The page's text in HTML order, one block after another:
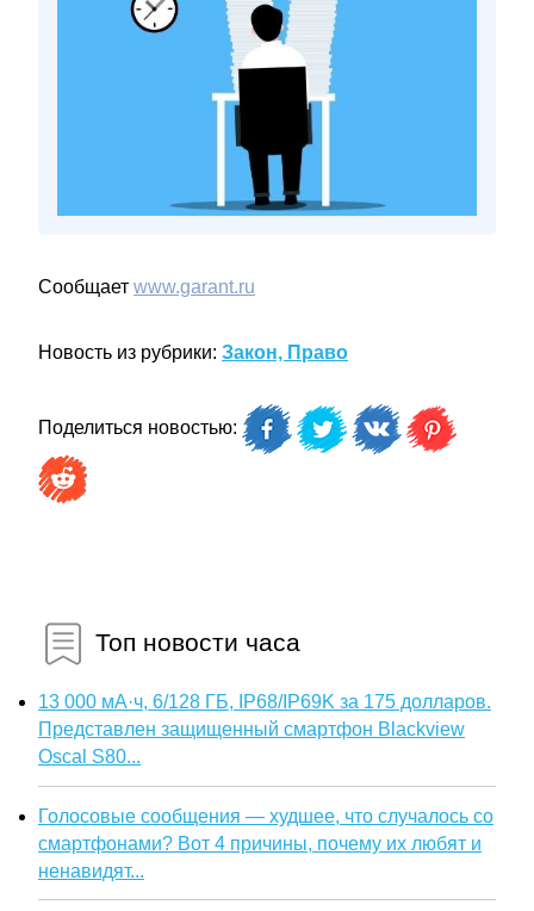
Сообщает www.garant.ru
Новость из рубрики: Закон, Право
Поделиться новостью:
Топ новости часа
13 000 мА·ч, 6/128 ГБ, IP68/IP69K за 175 долларов.
Представлен защищенный смартфон Blackview
Oscal S80...
Голосовые сообщения — худшее, что случалось со
смартфонами? Вот 4 причины, почему их любят и
ненавидят...